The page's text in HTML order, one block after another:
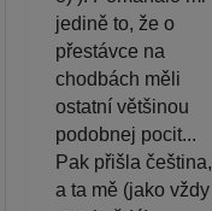
jedině to, že o
přestávce na
chodbách měli
ostatní většinou
podobnej pocit...
Pak přišla čeština,
a ta mě (jako vždy